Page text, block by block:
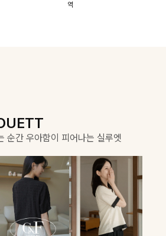
할 수 있어요🤍
역
순간 우아함이 피어나는 실루엣
감싸줄 니트 컬렉션
JOY
합리적인 선택으로 채우는 즐거움